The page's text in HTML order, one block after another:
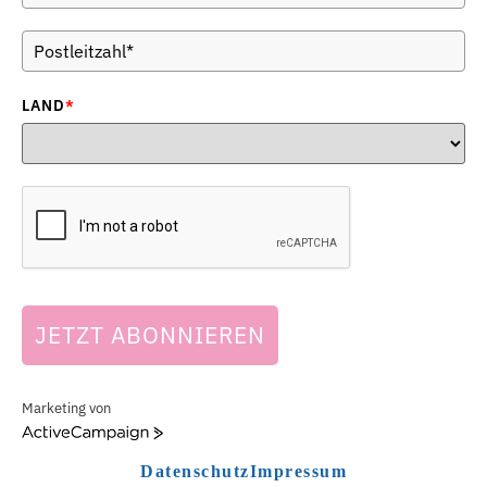
LAND*
JETZT ABONNIEREN
Marketing von
ActiveCampaign
DatenschutzImpressum